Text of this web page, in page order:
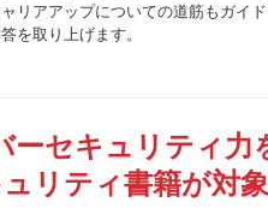
リアアップについての道筋もガイ
を取り上げます。
ーセキュリティ力
リティ書籍が対象